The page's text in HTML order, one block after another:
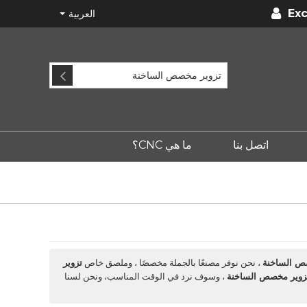
العربية
اتصل بنا ما هي CNC؟
الساخنة ، نحن نوفر مصنعًا بالجملة مخصصًا ، وملصق خاص تزوير
مخصص الساخنة ، وسوف نرد في الوقت المناسب، ونحن لسنا